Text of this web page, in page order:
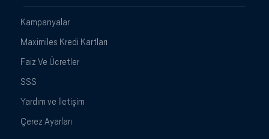
Kampanyalar
Maximiles Kredi Kartları
Faiz Ve Ücretler
SSS
Yardım ve İletişim
Çerez Ayarları